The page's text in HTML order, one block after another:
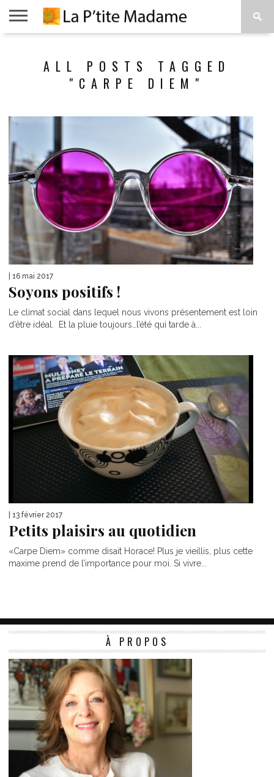
VIVRE
PROPOSALL POSTS TAGGED
"CARPE DIEM"
| 16 mai 2017
Soyons positifs !
Le climat social dans lequel nous vivons présentement est loin
d’être idéal. Et la pluie toujours…l’été qui tarde à...
| 13 février 2017
Petits plaisirs au quotidien
«Carpe Diem» comme disait Horace! Plus je vieillis, plus cette
maxime prend de l’importance pour moi. Si vivre...
À PROPOS